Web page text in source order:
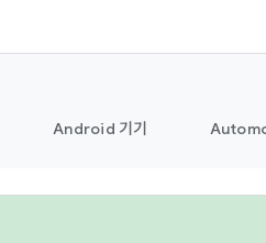
Android 기기